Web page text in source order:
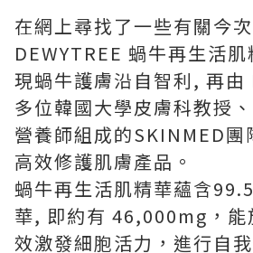
在網上尋找了一些有關今
DEWYTREE 蝸牛再生活
現蝸牛護膚沿自智利, 再由
多位韓國大學皮膚科教授
營養師組成的SKINMED團
高效修護肌膚產品。
蝸牛再生活肌精華蘊含
華, 即約有 46,000mg，能
效激發細胞活力，進行自